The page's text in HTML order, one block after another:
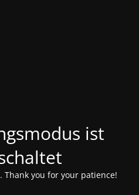
ist
Thank you for your patience!